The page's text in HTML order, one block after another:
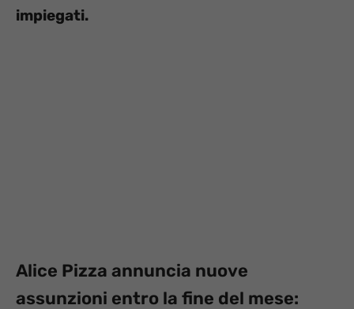
impiegati.
Alice Pizza annuncia nuove
assunzioni entro la fine del mese: